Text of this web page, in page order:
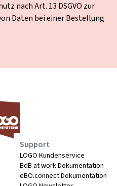
nach Art. 13 DSGVO zur
Daten bei einer Bestellung
Support
LOGO Kundenservice
BdB at work Dokumentation
eBO.connect Dokumentation